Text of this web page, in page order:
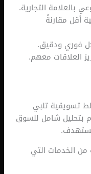
التجارية.
معهم.
تلبي
للسوق
التي